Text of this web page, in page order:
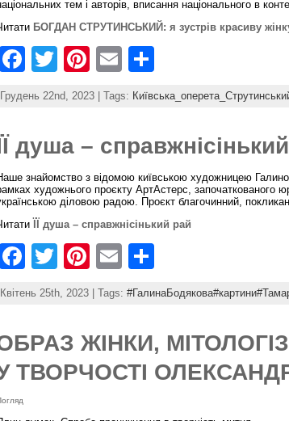
тем і авторів, вписання національного в
БОГДАН СТРУТИНСЬКИЙ: я зустрів красиву
F
e
b
o
o
k
T
w
itt
er
Pi
nt
er
e
st
E
m
l
ar
e
Грудень 22nd, 2023 | Tags:
душа –
знайомство з відомою київською художницею
художнього проєкту АртАстерс, започаткованого
діловою радою. Проєкт благочинний,
ЇЇ душа – справжнісінький рай
F
e
b
o
T
w
itt
er
Pi
nt
er
e
st
E
m
l
h
e
Квітень 25th, 2023 | Tags:
ЖІНКИ,
ТВОРЧОСТІ